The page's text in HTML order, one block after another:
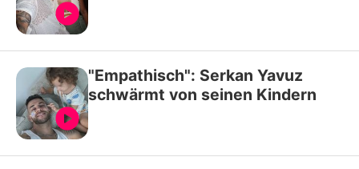
"Empathisch": Serkan Yavuz
schwärmt von seinen Kindern